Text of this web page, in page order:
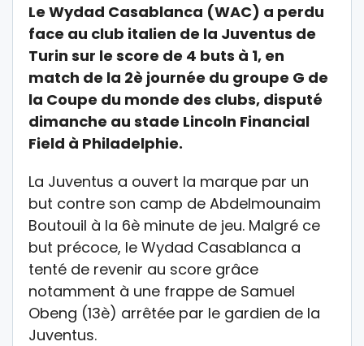
Le Wydad Casablanca (WAC) a perdu
face au club italien de la Juventus de
Turin sur le score de 4 buts à 1, en
match de la 2è journée du groupe G de
la Coupe du monde des clubs, disputé
dimanche au stade Lincoln Financial
Field à Philadelphie.
La Juventus a ouvert la marque par un
but contre son camp de Abdelmounaim
Boutouil à la 6è minute de jeu. Malgré ce
but précoce, le Wydad Casablanca a
tenté de revenir au score grâce
notamment à une frappe de Samuel
Obeng (13è) arrêtée par le gardien de la
Juventus.